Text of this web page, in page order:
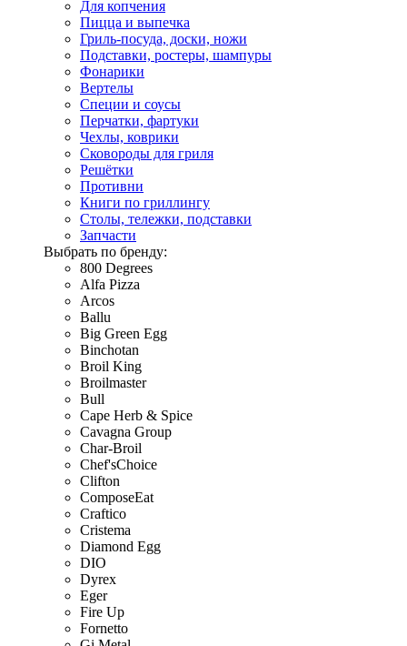
Для копчения
Пицца и выпечка
Гриль-посуда, доски, ножи
Подставки, ростеры, шампуры
Фонарики
Вертелы
Специи и соусы
Перчатки, фартуки
Чехлы, коврики
Сковороды для гриля
Решётки
Противни
Книги по гриллингу
Столы, тележки, подставки
Запчасти
Выбрать по бренду:
800 Degrees
Alfa Pizza
Arcos
Ballu
Big Green Egg
Binchotan
Broil King
Broilmaster
Bull
Cape Herb & Spice
Cavagna Group
Char-Broil
Chef'sChoice
Clifton
ComposeEat
Craftico
Cristema
Diamond Egg
DIO
Dyrex
Eger
Fire Up
Fornetto